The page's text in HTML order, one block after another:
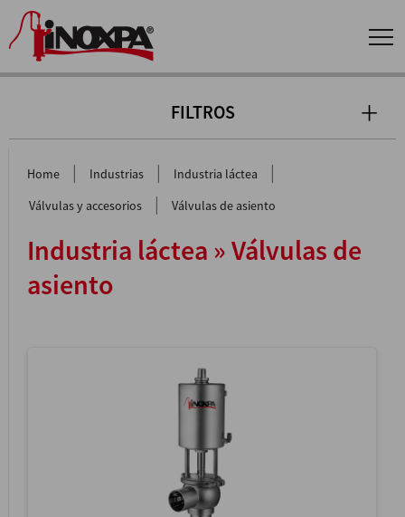
FILTROS
Home | Industrias | Industria láctea |
Válvulas y accesorios | Válvulas de asiento
Industria láctea » Válvulas de
asiento